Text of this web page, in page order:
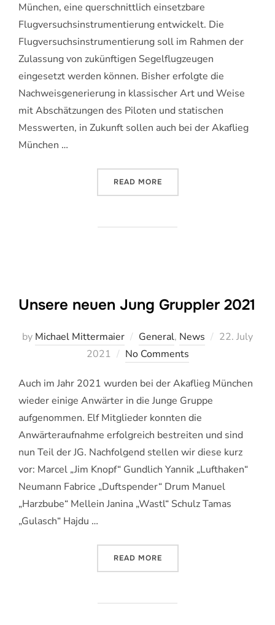
München, eine querschnittlich einsetzbare
Flugversuchsinstrumentierung entwickelt. Die
Flugversuchsinstrumentierung soll im Rahmen der
Zulassung von zukünftigen Segelflugzeugen
eingesetzt werden können. Bisher erfolgte die
Nachweisgenerierung in klassischer Art und Weise
mit Abschätzungen des Piloten und statischen
Messwerten, in Zukunft sollen auch bei der Akaflieg
München …
READ MORE„QUERSCHNITTLICH
Unsere neuen Jung Gruppler 2021
by Michael Mittermaier General, News
22. July
2021
No Comments
Auch im Jahr 2021 wurden bei der Akaflieg München
wieder einige Anwärter in die Junge Gruppe
aufgenommen. Elf Mitglieder konnten die
Anwärteraufnahme erfolgreich bestreiten und sind
nun Teil der JG. Nachfolgend stellen wir diese kurz
vor: Marcel „Jim Knopf“ Gundlich Yannik „Lufthaken“
Neumann Fabrice „Duftspender“ Drum Manuel
„Harzbube“ Mellein Janina „Wastl“ Schulz Tamas
„Gulasch“ Hajdu …
READ MORE„UNSERE NEUEN JUNG